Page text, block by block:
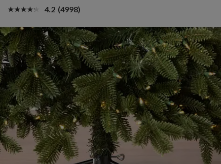
4.2 (4998)